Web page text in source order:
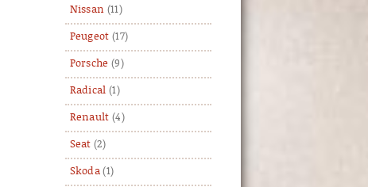
Nissan (11)
Peugeot (17)
Porsche (9)
Radical (1)
Renault (4)
Seat (2)
Skoda (1)